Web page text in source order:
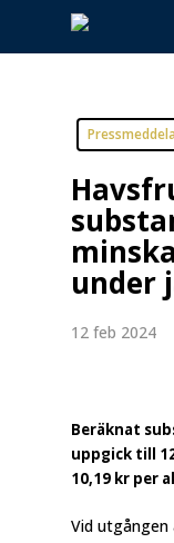
main
under
12 feb 2024
Beräknat
uppgick till
10,19 kr per
Vid utgången